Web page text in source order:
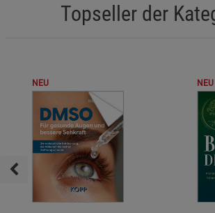
Topseller der
NEU NEU